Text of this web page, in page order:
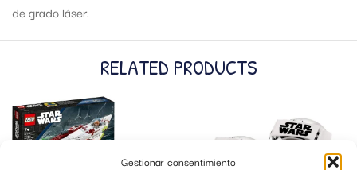
Gestionar consentimiento
de grado láser.
RELATED PRODUCTS